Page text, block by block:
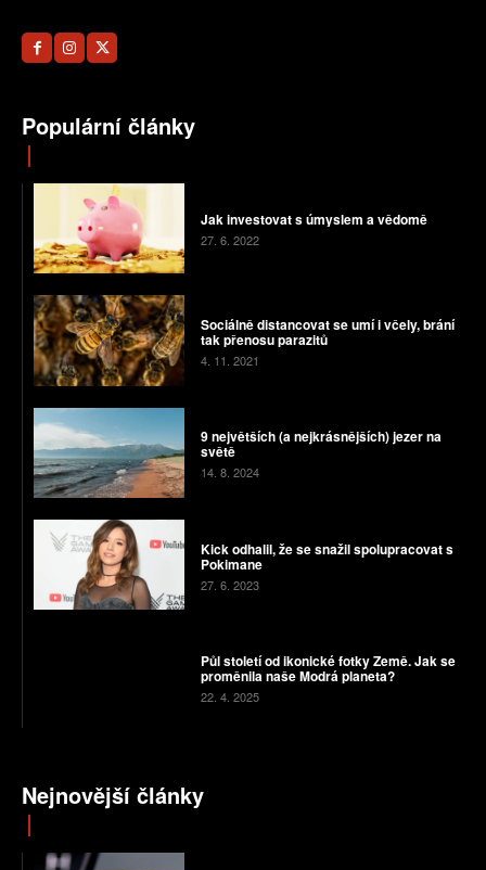
Populární články
Jak investovat s úmyslem a vědomě
27. 6. 2022
Sociálně distancovat se umí i včely, brání
tak přenosu parazitů
4. 11. 2021
9 největších (a nejkrásnějších) jezer na
světě
14. 8. 2024
Kick odhalil, že se snažil spolupracovat s
Pokimane
27. 6. 2023
Půl století od ikonické fotky Země. Jak se
proměnila naše Modrá planeta?
22. 4. 2025
Nejnovější články